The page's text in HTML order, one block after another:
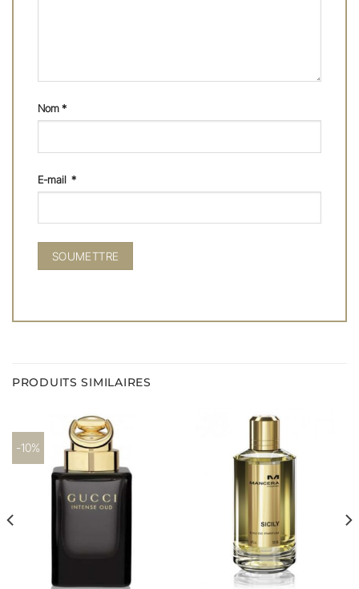
Nom*
E-mail *
PRODUITS SIMILAIRES
-10%